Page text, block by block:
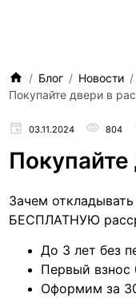
Блог Новости
Покупайте двери в
03.11.2024 804
Покупайте
Зачем
БЕСПЛАТНУЮ
До 3 лет без
Первый взнос
Оформим за